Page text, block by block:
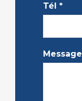
Tél *
Message